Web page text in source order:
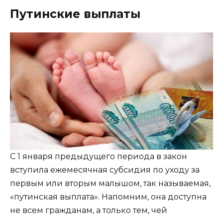
Путинские выплаты
С 1 января предыдущего периода в закон
вступила ежемесячная субсидия по уходу за
первым или вторым малышом, так называемая,
«путинская выплата». Напомним, она доступна
не всем гражданам, а только тем, чей